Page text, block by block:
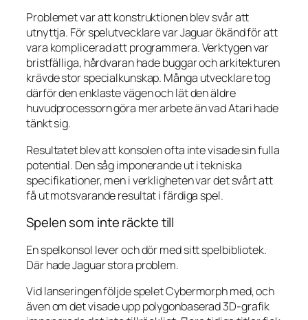
Problemet var att konstruktionen blev svår att
utnyttja. För spelutvecklare var Jaguar ökänd för att
vara komplicerad att programmera. Verktygen var
bristfälliga, hårdvaran hade buggar och arkitekturen
krävde stor specialkunskap. Många utvecklare tog
därför den enklaste vägen och lät den äldre
huvudprocessorn göra mer arbete än vad Atari hade
tänkt sig.
Resultatet blev att konsolen ofta inte visade sin fulla
potential. Den såg imponerande ut i tekniska
specifikationer, men i verkligheten var det svårt att
få ut motsvarande resultat i färdiga spel.
Spelen som inte räckte till
En spelkonsol lever och dör med sitt spelbibliotek.
Där hade Jaguar stora problem.
Vid lanseringen följde speletCybermorphmed, och
även om det visade upp polygonbaserad 3D-grafik